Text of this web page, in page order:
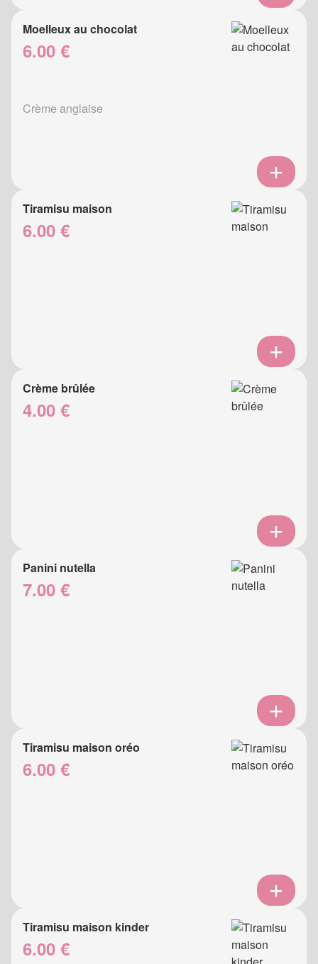
Moelleux au chocolat
6.00 €
Crème anglaise
Tiramisu maison
6.00 €
Crème brûlée
4.00 €
Panini nutella
7.00 €
Tiramisu maison oréo
6.00 €
Tiramisu maison kinder
6.00 €